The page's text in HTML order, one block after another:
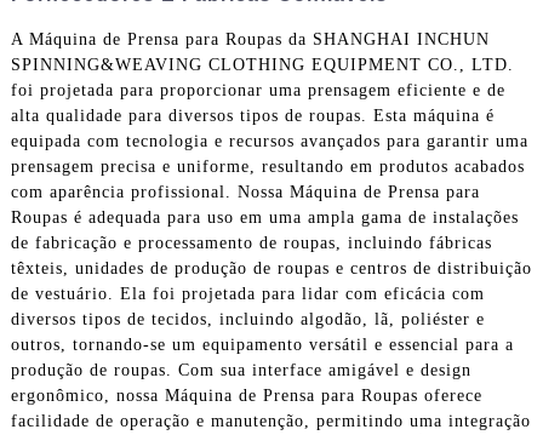
A Máquina de Prensa para Roupas da SHANGHAI INCHUN
SPINNING&WEAVING CLOTHING EQUIPMENT CO., LTD.
foi projetada para proporcionar uma prensagem eficiente e de
alta qualidade para diversos tipos de roupas. Esta máquina é
equipada com tecnologia e recursos avançados para garantir uma
prensagem precisa e uniforme, resultando em produtos acabados
com aparência profissional. Nossa Máquina de Prensa para
Roupas é adequada para uso em uma ampla gama de instalações
de fabricação e processamento de roupas, incluindo fábricas
têxteis, unidades de produção de roupas e centros de distribuição
de vestuário. Ela foi projetada para lidar com eficácia com
diversos tipos de tecidos, incluindo algodão, lã, poliéster e
outros, tornando-se um equipamento versátil e essencial para a
produção de roupas. Com sua interface amigável e design
ergonômico, nossa Máquina de Prensa para Roupas oferece
facilidade de operação e manutenção, permitindo uma integração